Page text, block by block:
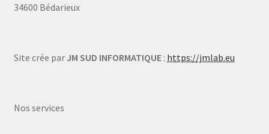
34600 Bédarieux
Site crée par JM SUD INFORMATIQUE: https://jmlab.eu
Nos services